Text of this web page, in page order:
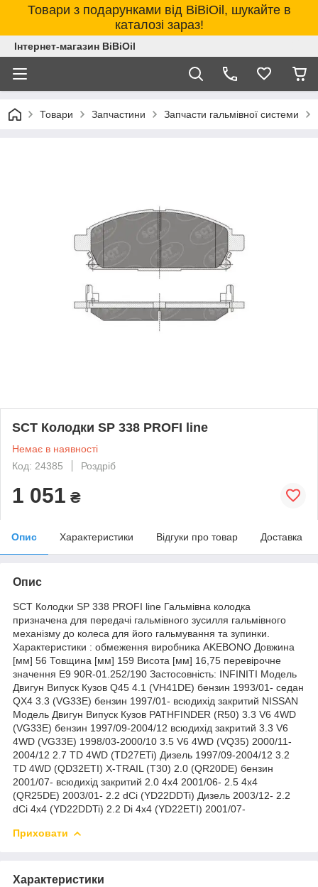
Товари з подарунками від BiBiOil, шукайте в
каталозі зараз!
Інтернет-магазин BiBiOil
Товари Запчастини Запчасти гальмівної системи
SCT Колодки SP 338 PROFI line
Немає в наявності
Код: 24385
Роздріб
1 051 ₴
Опис Характеристики Відгуки про товар Доставка
Опис
SCT Колодки SP 338 PROFI line Гальмівна колодка
призначена для передачі гальмівного зусилля гальмівного
механізму до колеса для його гальмування та зупинки.
Характеристики : обмеження виробника AKEBONO Довжина
[мм] 56 Товщина [мм] 159 Висота [мм] 16,75 перевірочне
значення E9 90R-01.252/190 Застосовність: INFINITI Модель
Двигун Випуск Кузов Q45 4.1 (VH41DE) бензин 1993/01- седан
QX4 3.3 (VG33E) бензин 1997/01- всюдихід закритий NISSAN
Модель Двигун Випуск Кузов PATHFINDER (R50) 3.3 V6 4WD
(VG33E) бензин 1997/09-2004/12 всюдихід закритий 3.3 V6
4WD (VG33E) 1998/03-2000/10 3.5 V6 4WD (VQ35) 2000/11-
2004/12 2.7 TD 4WD (TD27ETi) Дизель 1997/09-2004/12 3.2
TD 4WD (QD32ETI) X-TRAIL (T30) 2.0 (QR20DE) бензин
2001/07- всюдихід закритий 2.0 4x4 2001/06- 2.5 4x4
(QR25DE) 2003/01- 2.2 dCi (YD22DDTi) Дизель 2003/12- 2.2
dCi 4x4 (YD22DDTi) 2.2 Di 4x4 (YD22ETI) 2001/07-
Приховати
Характеристики